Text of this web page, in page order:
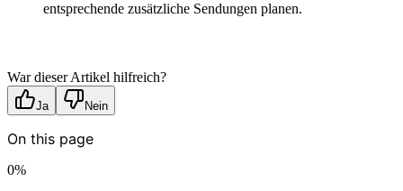
entsprechende zusätzliche Sendungen planen.
War dieser Artikel hilfreich?
Ja Nein
On this page
0%